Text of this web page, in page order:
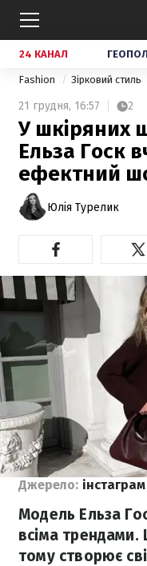
24 КАНАЛ
Fashion Зірковий стиль
21 грудня, 16:57 2
У шкіряних
Ельза Госк
ефектний
Юлія Турелик
Джерело:
Модель Ельза
всіма трендами.
тому створює